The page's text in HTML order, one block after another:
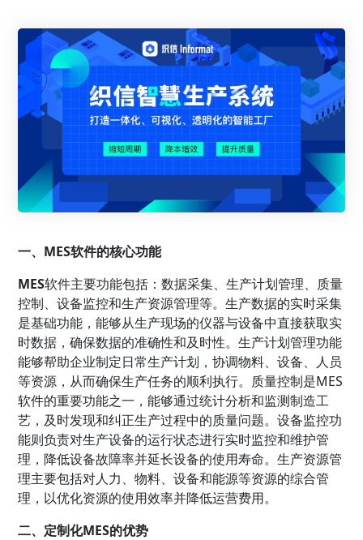
一、MES软件的核心功能
MES软件主要功能包括：数据采集、生产计划管理、质量
控制、设备监控和生产资源管理等。生产数据的实时采集
是基础功能，能够从生产现场的仪器与设备中直接获取实
时数据，确保数据的准确性和及时性。生产计划管理功能
能够帮助企业制定日常生产计划，协调物料、设备、人员
等资源，从而确保生产任务的顺利执行。质量控制是MES
软件的重要功能之一，能够通过统计分析和监测制造工
艺，及时发现和纠正生产过程中的质量问题。设备监控功
能则负责对生产设备的运行状态进行实时监控和维护管
理，降低设备故障率并延长设备的使用寿命。生产资源管
理主要包括对人力、物料、设备和能源等资源的综合管
理，以优化资源的使用效率并降低运营费用。
二、定制化MES的优势